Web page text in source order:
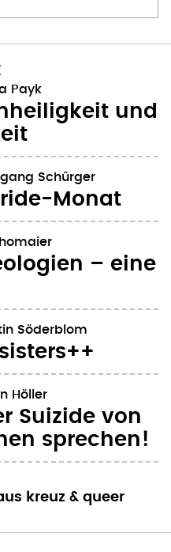
Payk
und
Schürger
Monat
– eine
Söderblom
Höller
Suizide von
sprechen!
kreuz & queer